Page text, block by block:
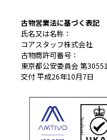
古物営業法に基づく表記
氏名又は名称：
コアスタッフ株式会社
古物商許可番号：
東京都公安委員会 第
交付 平成26年10月7日